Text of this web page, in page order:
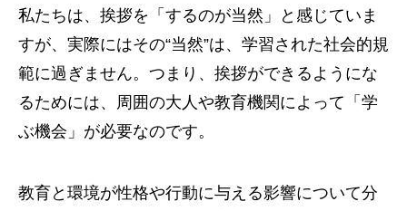
私たちは、挨拶を「するのが当然」と感じていま
すが、実際にはその“当然”は、学習された社会的規
範に過ぎません。つまり、挨拶ができるようにな
るためには、周囲の大人や教育機関によって「学
ぶ機会」が必要なのです。
教育と環境が性格や行動に与える影響について分